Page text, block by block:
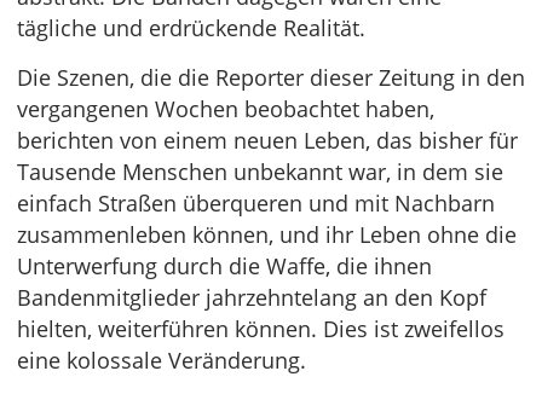
tägliche und erdrückende Realität.
Die Szenen, die die Reporter dieser Zeitung in den
vergangenen Wochen beobachtet haben,
berichten von einem neuen Leben, das bisher für
Tausende Menschen unbekannt war, in dem sie
einfach Straßen überqueren und mit Nachbarn
zusammenleben können, und ihr Leben ohne die
Unterwerfung durch die Waffe, die ihnen
Bandenmitglieder jahrzehntelang an den Kopf
hielten, weiterführen können. Dies ist zweifellos
eine kolossale Veränderung.